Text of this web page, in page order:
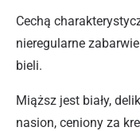
Cechą
nieregularne
bieli.
Miąższ jest biały,
nasion, ceniony za